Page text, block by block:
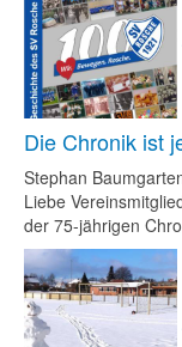
Die Chronik ist
Stephan
Liebe
der 75-jährigen